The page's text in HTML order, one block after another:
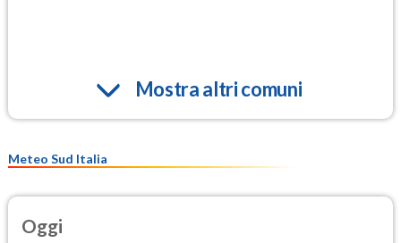
Mostra altri comuni
Meteo Sud Italia
Oggi